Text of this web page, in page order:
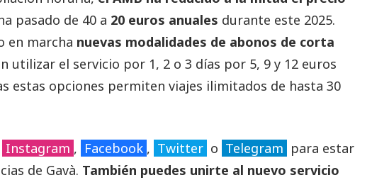
pasado de 40 a 20 euros anuales durante este 2025.
en marcha nuevas modalidades de abonos de corta
utilizar el servicio por 1, 2 o 3 días por 5, 9 y 12 euros
estas opciones permiten viajes ilimitados de hasta 30
Instagram , Facebook , Twitter o Telegram para estar
de Gavà. También puedes unirte al nuevo servicio